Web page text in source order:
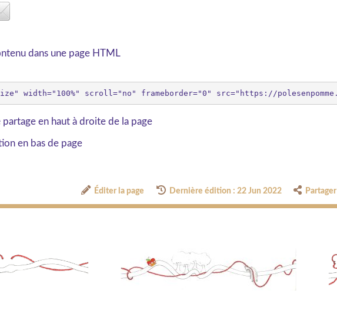
dans une page HTML
en haut à droite de la page
en bas de page
Éditer la page Dernière édition : 22 Jun 2022 Partager